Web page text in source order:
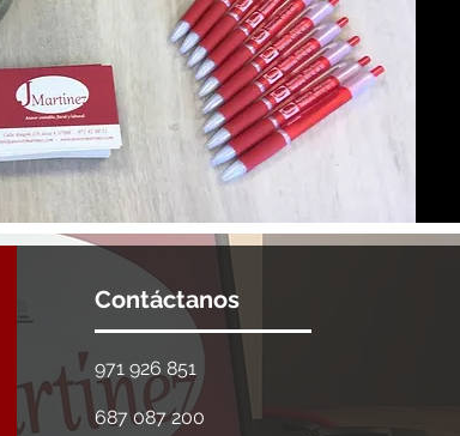
Contáctanos
971 926 851
687 087 200